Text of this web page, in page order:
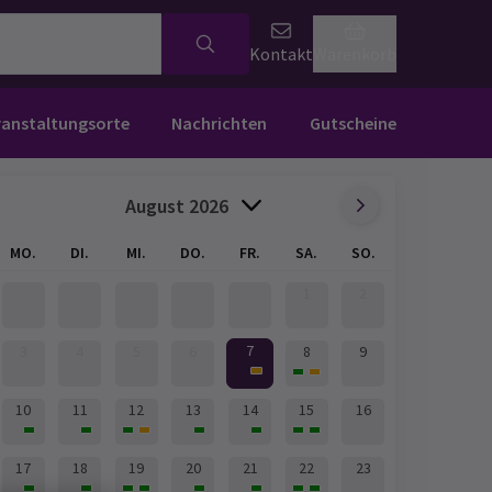
Kontakt
Nachrichten Gutscheine
August 2026
MO. DI. MI. DO. FR. SA. SO.
7 8 9
10 11 12 13 14 15 16
17 18 19 20 21 22 23